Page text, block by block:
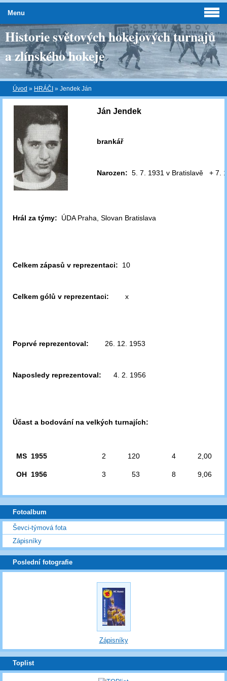
Historie světových hokejových turnajů
a zlínského hokeje
Úvod » HRÁČI » Jendek Ján
Ján Jendek
brankář
Narozen: 5. 7. 1931 v Bratislavě + 7.
Hrál za týmy: ÚDA Praha, Slovan Bratislava
Celkem zápasů v reprezentaci: 10
Celkem gólů v reprezentaci: x
Poprvé reprezentoval: 26. 12. 1953
Naposledy reprezentoval: 4. 2. 1956
Účast a bodování na velkých turnajích:
MS 1955 2 120 4 2,00
OH 1956 3 53 8 9,06
Menu
Fotoalbum
Ševci-týmová fota
Zápisníky
Poslední fotografie
Zápisníky
Toplist